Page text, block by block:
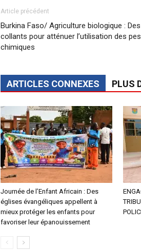
Article précédent
Burkina Faso/ Agriculture biologique :
collants pour atténuer l’utilisation des
chimiques
ARTICLES CONNEXES PLUS
‎Journée de l’Enfant Africain : Des
églises évangéliques appellent à
mieux protéger les enfants pour
favoriser leur épanouissement